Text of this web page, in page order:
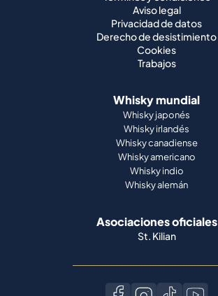
Aviso legal
Privacidad de datos
Derecho de desistimiento
Cookies
Trabajos
Whisky mundial
Whisky japonés
Whisky irlandés
Whisky canadiense
Whisky americano
Whisky indio
Whisky alemán
Asociaciones oficiales
St. Kilian